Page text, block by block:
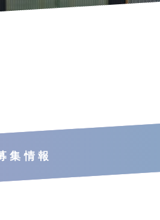
集情報